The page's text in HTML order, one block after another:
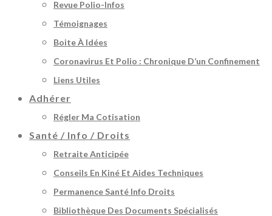
Revue Polio-Infos
Témoignages
Boite À Idées
Coronavirus Et Polio : Chronique D’un Confinement
Liens Utiles
Adhérer
Régler Ma Cotisation
Santé / Info / Droits
Retraite Anticipée
Conseils En Kiné Et Aides Techniques
Permanence Santé Info Droits
Bibliothèque Des Documents Spécialisés